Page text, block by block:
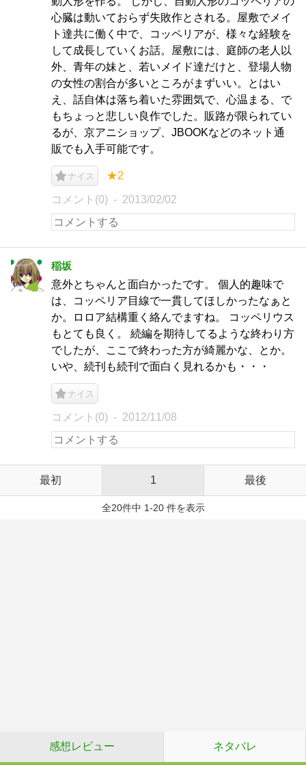
心臓は動いておらず失敗作とされる。屋敷でメイ
ト達共に働く中で、コッペリアが、様々な経験を
して成長していくお話。屋敷には、庭師の老人以
外、青年の妹と、若いメイド達だけと、登場人物
の女性の割合が多いところがまずいい。とはい
え、話自体は落ち着いた雰囲気で、心温まる、で
もちょっと悲しい良作でした。販路が限られてい
るが、京アニショップ、JBOOKなどのネット通
販でも入手可能です。
ナイス ★2
コメント(0) 2013/02/02
稲坂
意外とちゃんと面白かったです。 個人的趣味で
は、コッペリア目線で一貫してほしかったなぁと
か。ロロア結構重く絡んでますね。 コッペリウス
もとても良く。 続編を期待してるような終わり方
でしたが、ここで終わった方が綺麗かな、とか。
いや、続刊も続刊で面白く見れるかも・・・
ナイス
コメント(0) 2012/11/08
最初 1 最後
全20件中 1-20 件を表示
感想レビュー ネタバレ